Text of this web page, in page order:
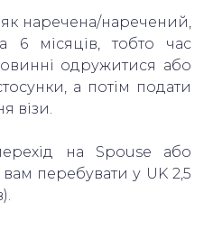
наречена/наречений,
6 місяців, тобто час
одружитися або
а потім подати
візи.
на Spouse або
перебувати у UK 2,5